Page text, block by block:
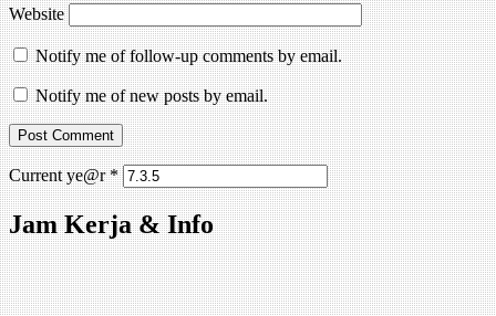
Website
Notify me of follow-up comments by email.
Notify me of new posts by email.
Current ye@r*
Jam Kerja & Info